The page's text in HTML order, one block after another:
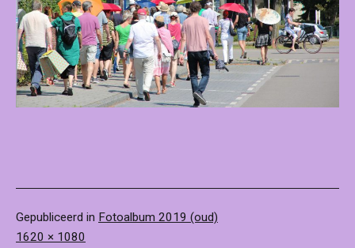
Gepubliceerd in Fotoalbum 2019 (oud)
Volledige
1620 × 1080